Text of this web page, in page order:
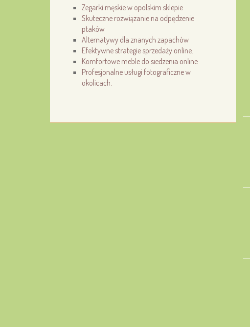
Zegarki męskie w opolskim sklepie
Skuteczne rozwiązanie na odpędzenie
ptaków
Alternatywy dla znanych zapachów
Efektywne strategie sprzedaży online.
Komfortowe meble do siedzenia online
Profesjonalne usługi fotograficzne w
okolicach.